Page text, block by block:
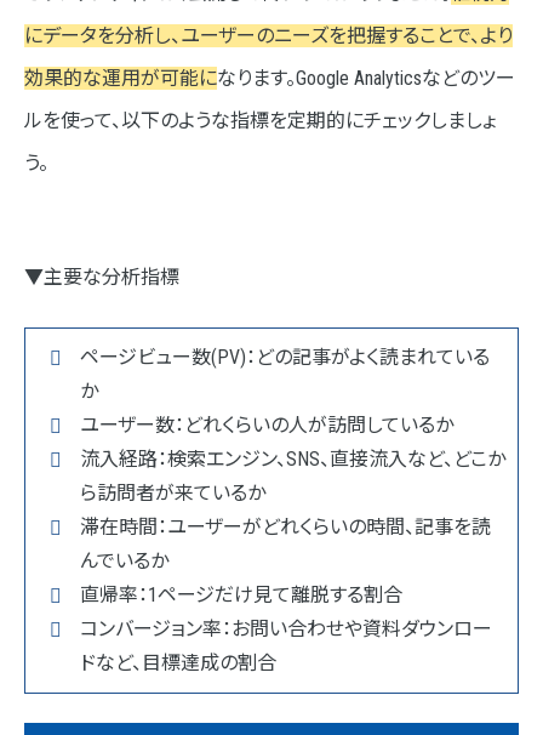
にデータを分析し、ユーザーのニーズを把握することで、より
効果的な運用が可能になります。Google Analyticsなどのツー
ルを使って、以下のような指標を定期的にチェックしましょ
う。
▼主要な分析指標
ページビュー数(PV)：どの記事がよく読まれている
か
ユーザー数：どれくらいの人が訪問しているか
流入経路：検索エンジン、SNS、直接流入など、どこか
ら訪問者が来ているか
滞在時間：ユーザーがどれくらいの時間、記事を読
んでいるか
直帰率：1ページだけ見て離脱する割合
コンバージョン率：お問い合わせや資料ダウンロー
ドなど、目標達成の割合